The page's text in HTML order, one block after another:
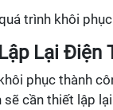
trình khôi
Lại Điện
phục thành
sẽ cần thiết lập